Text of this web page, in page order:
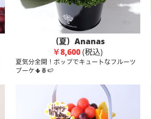
（夏）Ananas
￥8,600(税込)
夏気分全開！ポップでキュートなフルーツ
ブーケ🌵🍍🍉